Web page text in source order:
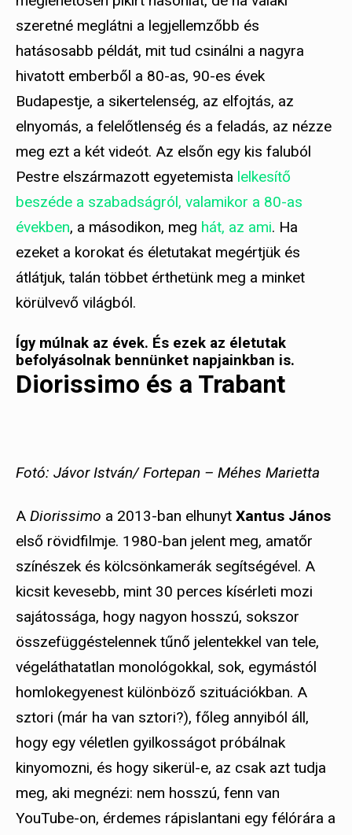
szeretné meglátni a legjellemzőbb és
hatásosabb példát, mit tud csinálni a nagyra
hivatott emberből a 80-as, 90-es évek
Budapestje, a sikertelenség, az elfojtás, az
elnyomás, a felelőtlenség és a feladás, az nézze
meg ezt a két videót. Az elsőn egy kis faluból
Pestre elszármazott egyetemista lelkesítő
beszéde a szabadságról, valamikor a 80-as
években, a másodikon, meg hát, az ami. Ha
ezeket a korokat és életutakat megértjük és
átlátjuk, talán többet érthetünk meg a minket
körülvevő világból.
Így múlnak az évek. És ezek az életutak
befolyásolnak bennünket napjainkban is.
Diorissimo és a Trabant
Fotó: Jávor István/ Fortepan – Méhes Marietta
A Diorissimo a 2013-ban elhunyt Xantus János
első rövidfilmje. 1980-ban jelent meg, amatőr
színészek és kölcsönkamerák segítségével. A
kicsit kevesebb, mint 30 perces kísérleti mozi
sajátossága, hogy nagyon hosszú, sokszor
összefüggéstelennek tűnő jelentekkel van tele,
végeláthatatlan monológokkal, sok, egymástól
homlokegyenest különböző szituációkban. A
sztori (már ha van sztori?), főleg annyiból áll,
hogy egy véletlen gyilkosságot próbálnak
kinyomozni, és hogy sikerül-e, az csak azt tudja
meg, aki megnézi: nem hosszú, fenn van
YouTube-on, érdemes rápislantani egy félórára a